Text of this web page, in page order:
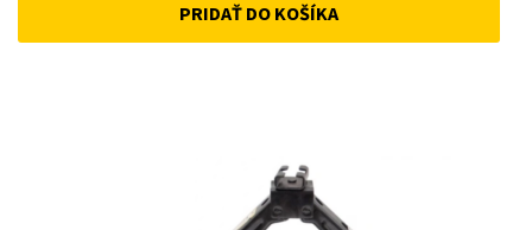
was: is:
PRIDAŤ DO KOŠÍKA